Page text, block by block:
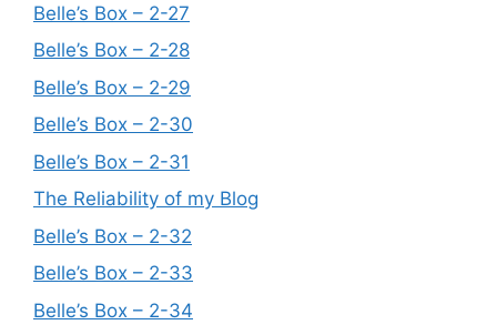
Belle’s Box – 2-27
Belle’s Box – 2-28
Belle’s Box – 2-29
Belle’s Box – 2-30
Belle’s Box – 2-31
The Reliability of my Blog
Belle’s Box – 2-32
Belle’s Box – 2-33
Belle’s Box – 2-34